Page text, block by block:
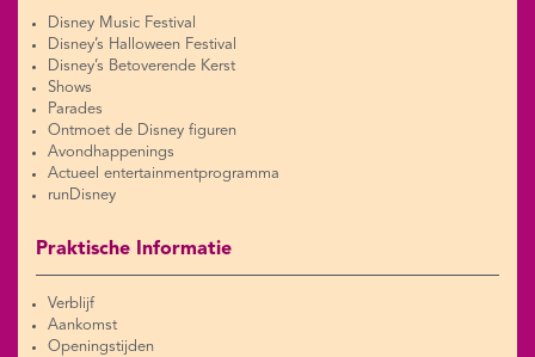
Disney Music Festival
Disney’s Halloween Festival
Disney’s Betoverende Kerst
Shows
Parades
Ontmoet de Disney figuren
Avondhappenings
Actueel entertainmentprogramma
runDisney
Praktische Informatie
Verblijf
Aankomst
Openingstijden